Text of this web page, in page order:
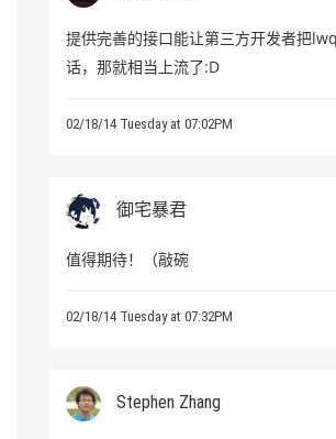
提供完善的接口能让第三方开发者把
话，那就相当上流了:D
02/18/14 Tuesday at 07:02PM
御宅暴君
值得期待！（敲碗
02/18/14 Tuesday at 07:32PM
Stephen Zhang